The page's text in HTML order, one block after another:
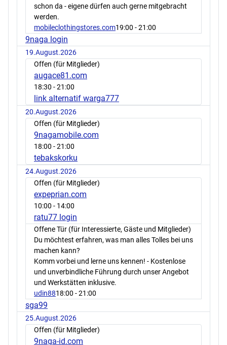
schon da - eigene dürfen auch gerne mitgebracht
werden.
mobileclothingstores.com19:00 - 21:00
9naga login
19.August.2026
Offen (für Mitglieder)
augace81.com
18:30 - 21:00
link alternatif warga777
20.August.2026
Offen (für Mitglieder)
9nagamobile.com
18:00 - 21:00
tebakskorku
24.August.2026
Offen (für Mitglieder)
expeprian.com
10:00 - 14:00
ratu77 login
Offene Tür (für Interessierte, Gäste und Mitglieder)
Du möchtest erfahren, was man alles Tolles bei uns
machen kann?
Komm vorbei und lerne uns kennen! - Kostenlose
und unverbindliche Führung durch unser Angebot
und Werkstätten inklusive.
udin8818:00 - 21:00
sga99
25.August.2026
Offen (für Mitglieder)
9naga-id.com